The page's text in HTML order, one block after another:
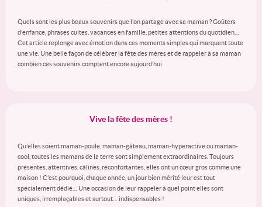
Quels sont les plus beaux souvenirs que l’on partage avec sa maman ? Goûters
d’enfance, phrases cultes, vacances en famille, petites attentions du quotidien…
Cet article replonge avec émotion dans ces moments simples qui marquent toute
une vie. Une belle façon de célébrer la fête des mères et de rappeler à sa maman
combien ces souvenirs comptent encore aujourd’hui.
Vive la fête des mères !
Qu’elles soient maman-poule, maman-gâteau, maman-hyperactive ou maman-
cool, toutes les mamans de la terre sont simplement extraordinaires. Toujours
présentes, attentives, câlines, réconfortantes, elles ont un cœur gros comme une
maison ! C’est pourquoi, chaque année, un jour bien mérité leur est tout
spécialement dédié… Une occasion de leur rappeler à quel point elles sont
uniques, irremplaçables et surtout… indispensables !